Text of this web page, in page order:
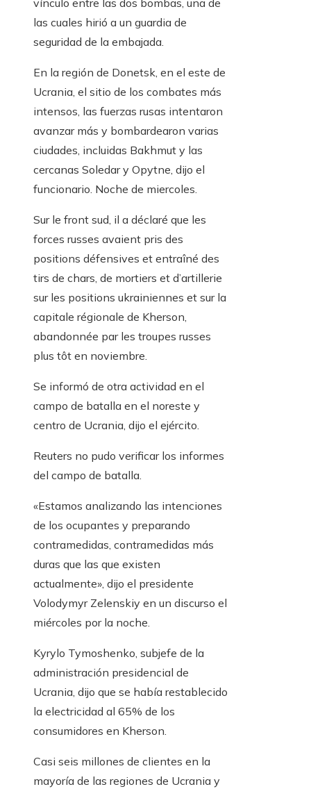
vínculo entre las dos bombas, una de
las cuales hirió a un guardia de
seguridad de la embajada.
En la región de Donetsk, en el este de
Ucrania, el sitio de los combates más
intensos, las fuerzas rusas intentaron
avanzar más y bombardearon varias
ciudades, incluidas Bakhmut y las
cercanas Soledar y Opytne, dijo el
funcionario. Noche de miercoles.
Sur le front sud, il a déclaré que les
forces russes avaient pris des
positions défensives et entraîné des
tirs de chars, de mortiers et d’artillerie
sur les positions ukrainiennes et sur la
capitale régionale de Kherson,
abandonnée par les troupes russes
plus tôt en noviembre.
Se informó de otra actividad en el
campo de batalla en el noreste y
centro de Ucrania, dijo el ejército.
Reuters no pudo verificar los informes
del campo de batalla.
«Estamos analizando las intenciones
de los ocupantes y preparando
contramedidas, contramedidas más
duras que las que existen
actualmente», dijo el presidente
Volodymyr Zelenskiy en un discurso el
miércoles por la noche.
Kyrylo Tymoshenko, subjefe de la
administración presidencial de
Ucrania, dijo que se había restablecido
la electricidad al 65% de los
consumidores en Kherson.
Casi seis millones de clientes en la
mayoría de las regiones de Ucrania y